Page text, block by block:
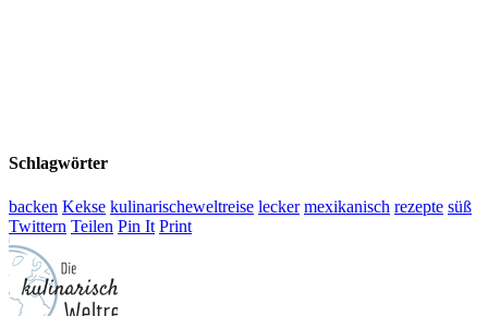
Schlagwörter
backen Kekse kulinarischeweltreise lecker mexikanisch rezepte süß
Twittern Teilen Pin It Print